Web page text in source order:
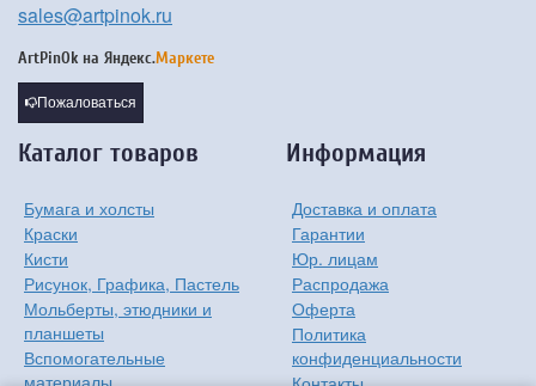
sales@artpinok.ru
ArtPinOk на Яндекс.Маркете
Пожаловаться
Каталог товаров
Бумага и холсты
Краски
Кисти
Рисунок, Графика, Пастель
Мольберты, этюдники и
планшеты
Вспомогательные
материалы
Информация
Доставка и оплата
Гарантии
Юр. лицам
Распродажа
Оферта
Политика
конфиденциальности